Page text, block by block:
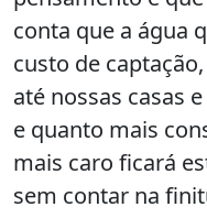
conta que a água
custo de
até nossas casas
e quanto mais
mais caro ficará
sem contar na